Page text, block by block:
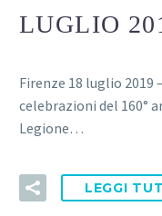
LUGLIO
Firenze 18 luglio 2019
celebrazioni del 160°
Legione…
LEGGI